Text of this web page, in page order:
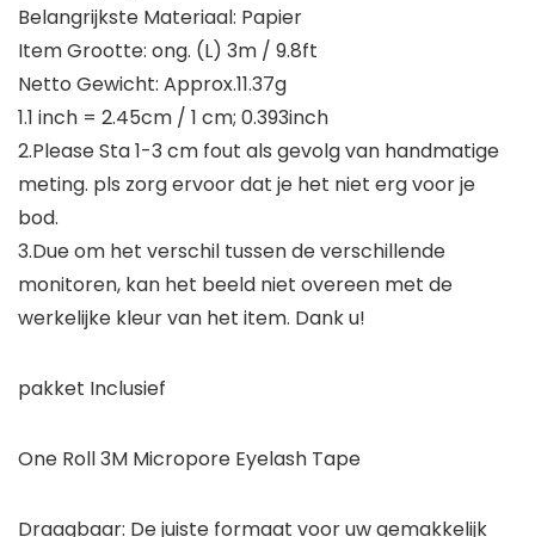
Belangrijkste Materiaal: Papier
Item Grootte: ong. (L) 3m / 9.8ft
Netto Gewicht: Approx.11.37g
1.1 inch = 2.45cm / 1 cm; 0.393inch
2.Please Sta 1-3 cm fout als gevolg van handmatige
meting. pls zorg ervoor dat je het niet erg voor je
bod.
3.Due om het verschil tussen de verschillende
monitoren, kan het beeld niet overeen met de
werkelijke kleur van het item. Dank u!
pakket Inclusief
One Roll 3M Micropore Eyelash Tape
Draagbaar: De juiste formaat voor uw gemakkelijk